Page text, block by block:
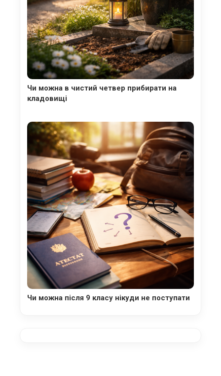
Чи можна в чистий четвер прибирати на
кладовищі
Чи можна після 9 класу нікуди не поступати